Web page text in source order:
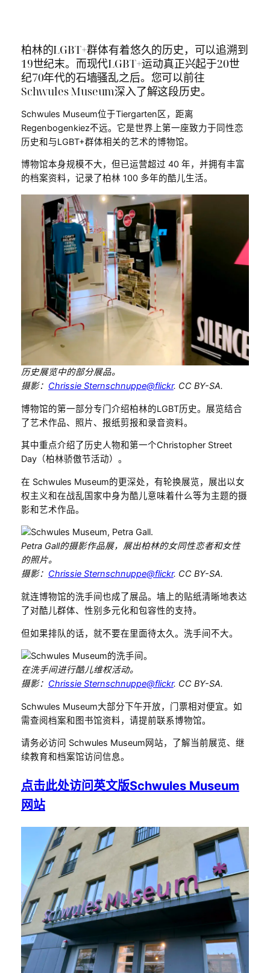
柏林的LGBT+群体有着悠久的历史，可以追溯到
19世纪末。而现代LGBT+运动真正兴起于20世
纪70年代的石墙骚乱之后。您可以前往
Schwules Museum深入了解这段历史。
Schwules Museum位于Tiergarten区，距离
Regenbogenkiez不远。它是世界上第一座致力于同性恋
历史和与LGBT+群体相关的艺术的博物馆。
博物馆本身规模不大，但已运营超过 40 年，并拥有丰富
的档案资料，记录了柏林 100 多年的酷儿生活。
历史展览中的部分展品。
摄影： Chrissie Sternschnuppe@flickr. CC BY-SA.
博物馆的第一部分专门介绍柏林的LGBT历史。展览结合
了艺术作品、照片、报纸剪报和录音资料。
其中重点介绍了历史人物和第一个Christopher Street
Day（柏林骄傲节活动）。
在 Schwules Museum的更深处，有轮换展览，展出以女
权主义和在战乱国家中身为酷儿意味着什么等为主题的摄
影和艺术作品。
Petra Gall的摄影作品展，展出柏林的女同性恋者和女性
的照片。
摄影： Chrissie Sternschnuppe@flickr. CC BY-SA.
就连博物馆的洗手间也成了展品。墙上的贴纸清晰地表达
了对酷儿群体、性别多元化和包容性的支持。
但如果排队的话，就不要在里面待太久。洗手间不大。
在洗手间进行酷儿维权活动。
摄影： Chrissie Sternschnuppe@flickr. CC BY-SA.
Schwules Museum大部分下午开放，门票相对便宜。如
需查阅档案和图书馆资料，请提前联系博物馆。
请务必访问 Schwules Museum网站，了解当前展览、继
续教育和档案馆访问信息。
点击此处访问英文版Schwules Museum
网站